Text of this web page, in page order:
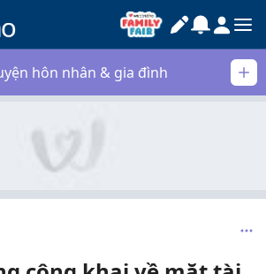
hôn nhân & gia đình